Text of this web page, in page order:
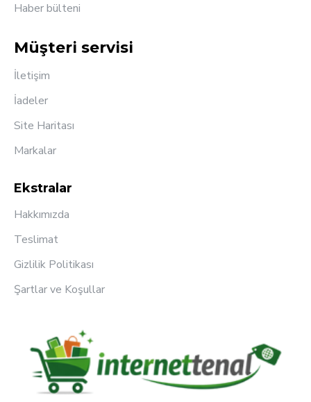
Haber bülteni
Müşteri servisi
İletişim
İadeler
Site Haritası
Markalar
Ekstralar
Hakkımızda
Teslimat
Gizlilik Politikası
Şartlar ve Koşullar